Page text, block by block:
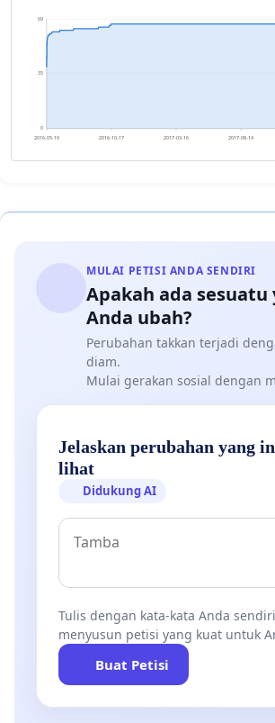
0
35
69
2016-05-19 2016-10-17 2017-03-16 2017-08-14
MULAI PETISI ANDA SENDIRI
Apakah ada
Anda ubah?
Perubahan takkan terjadi
diam.
Mulai gerakan sosial dengan
Jelaskan perubahan yang
lihat
Didukung AI
Tulis dengan kata-kata Anda
menyusun petisi yang kuat untuk
Buat Petisi